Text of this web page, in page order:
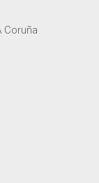
Coruña